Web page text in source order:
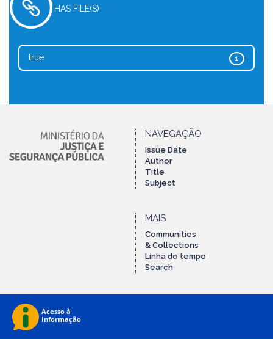
HAS FILE(S)
1
true
NAVEGAÇÃO
Issue Date
Author
Title
Subject
MAIS
Communities
& Collections
Linha do tempo
Search